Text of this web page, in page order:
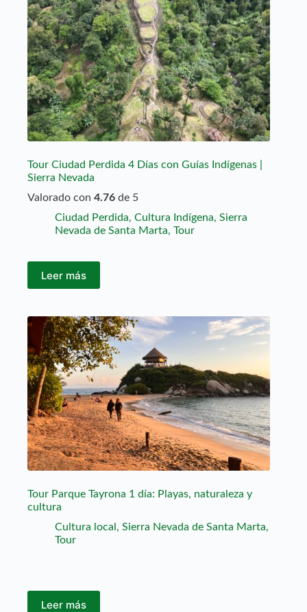
Tour Ciudad Perdida 4 Días con Guías Indígenas |
Sierra Nevada
Valorado con 4.76 de 5
Ciudad Perdida, Cultura Indígena, Sierra
Nevada de Santa Marta, Tour
Leer más
Tour Parque Tayrona 1 día: Playas, naturaleza y
cultura
Cultura local , Sierra Nevada de Santa Marta,
Tour
Leer más